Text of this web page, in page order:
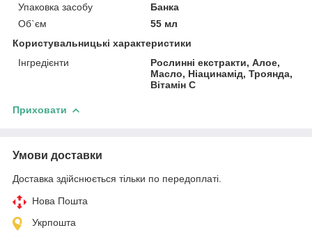
Упаковка засобу
Банка
Об`єм
55 мл
Користувальницькі характеристики
Інгредієнти
Рослинні екстракти, Алое,
Масло, Ніацинамід, Троянда,
Вітамін C
Приховати
Умови доставки
Доставка здійснюється тільки по передоплаті.
Нова Пошта
Укрпошта